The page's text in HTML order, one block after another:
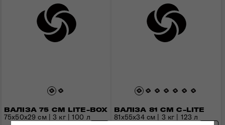
ВАЛІЗА 75 СМ LITE-BOX
75x50x29 см | 3 кг | 100 л
ВАЛІЗА 81 СМ C-LITE
81x55x34 см | 3 кг | 123 л